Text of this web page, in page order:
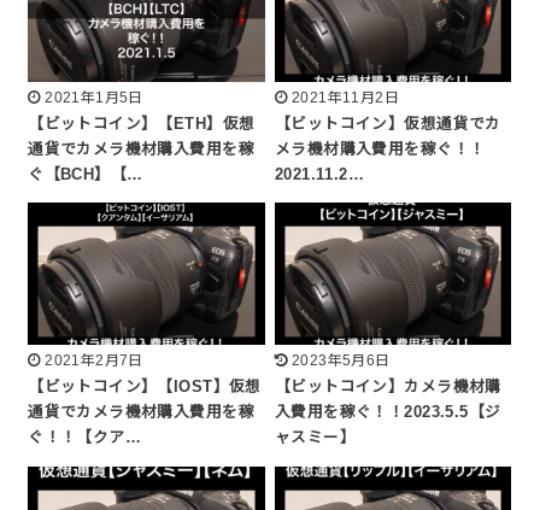
2021年1月5日
【ビットコイン】【ETH】仮想
通貨でカメラ機材購入費用を稼
ぐ【BCH】【…
2021年11月2日
【ビットコイン】仮想通貨でカ
メラ機材購入費用を稼ぐ！！
2021.11.2…
2021年2月7日
【ビットコイン】【IOST】仮想
通貨でカメラ機材購入費用を稼
ぐ！！【クア…
2023年5月6日
【ビットコイン】カメラ機材購
入費用を稼ぐ！！2023.5.5【ジ
ャスミー】